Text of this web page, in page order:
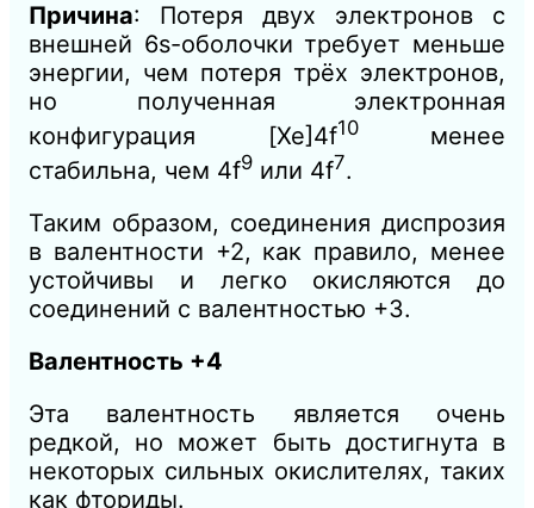
Причина: Потеря двух электронов с
внешней 6s-оболочки требует меньше
энергии, чем потеря трёх электронов,
но полученная электронная
конфигурация [Xe]4f10менее
стабильна, чем 4f9 или 4f7.
Таким образом, соединения диспрозия
в валентности +2, как правило, менее
устойчивы и легко окисляются до
соединений с валентностью +3.
Валентность +4
Эта валентность является очень
редкой, но может быть достигнута в
некоторых сильных окислителях, таких
как фториды.